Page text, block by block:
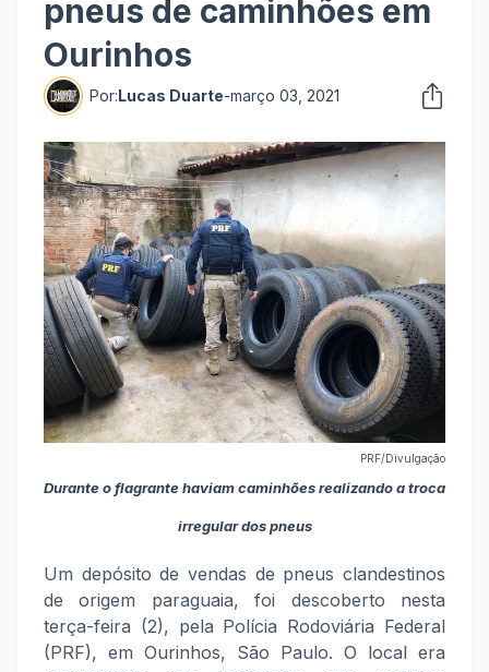
pneus de caminhões em
Ourinhos
Por:Lucas Duarte-março 03, 2021
PRF/Divulgação
Durante o flagrante haviam caminhões realizando a troca
irregular dos pneus
Um depósito de vendas de pneus clandestinos
de origem paraguaia, foi descoberto nesta
terça-feira (2), pela Polícia Rodoviária Federal
(PRF), em Ourinhos, São Paulo. O local era